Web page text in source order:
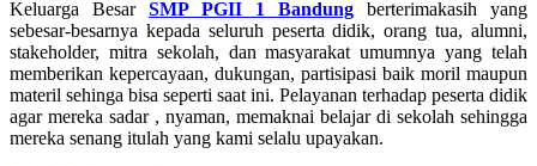
Keluarga Besar SMP PGII 1 Bandung berterimakasih yang
sebesar-besarnya kepada seluruh peserta didik, orang tua, alumni,
stakeholder, mitra sekolah, dan masyarakat umumnya yang telah
memberikan kepercayaan, dukungan, partisipasi baik moril maupun
materil sehinga bisa seperti saat ini. Pelayanan terhadap peserta didik
agar mereka sadar , nyaman, memaknai belajar di sekolah sehingga
mereka senang itulah yang kami selalu upayakan.